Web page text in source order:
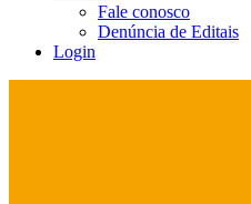
Fale conosco
Denúncia de Editais
Login